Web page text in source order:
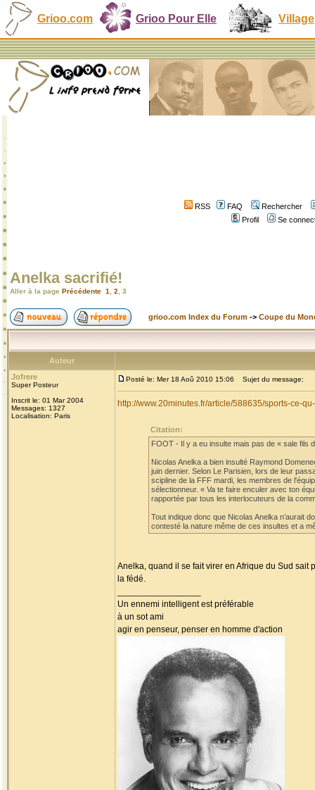
Grioo.com Grioo Pour Elle Village
RSS FAQ
Rechercher
Profil
Se
Anelka sacrifié!
Aller à la page Précédente 1 2 3
grioo.com Index du Forum -> Coupe du
Auteur
Jofrere
Super Posteur
Inscrit le: 01 Mar 2004
Messages: 1327
Localisation: Paris
Posté le: Mer 18 Aoû 2010 15:06 Sujet du message:
http://www.20minutes.fr/article/588635/sports-ce-
Citation:
FOOT - Il y a eu insulte mais pas de « sale fils
Nicolas Anelka a bien insulté Raymond
juin dernier. Selon Le Parisien, lors de leur
scipline de la FFF mardi, les membres de
sélectionneur. « Va te faire enculer avec ton
rapportée par tous les interlocuteurs de la
Tout indique donc que Nicolas Anelka n’aurait
contesté la nature même de ces insultes et a
Anelka, quand il se fait virer en Afrique du Sud
la fédé.
Un ennemi intelligent est préférable
à un sot ami
agir en penseur, penser en homme d'action